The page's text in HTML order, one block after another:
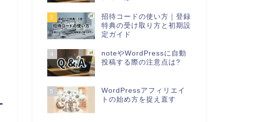
3
招待コードの使い方｜登録
特典の受け取り方と初期設
定ガイド
4
noteやWordPressに自動
投稿する際の注意点は?
5
WordPressアフィリエイ
トの始め方を捉え直す